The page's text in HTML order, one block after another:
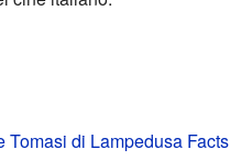
Tomasi di Lampedusa Facts